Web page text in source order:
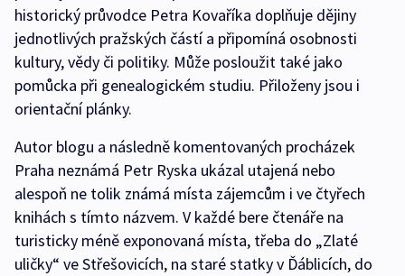
historický průvodce Petra Kovaříka doplňuje dějiny
jednotlivých pražských částí a připomíná osobnosti
kultury, vědy či politiky. Může posloužit také jako
pomůcka při genealogickém studiu. Přiloženy jsou i
orientační plánky.
Autor blogu a následně komentovaných procházek
Praha neznámá Petr Ryska ukázal utajená nebo
alespoň ne tolik známá místa zájemcům i ve čtyřech
knihách s tímto názvem. V každé bere čtenáře na
turisticky méně exponovaná místa, třeba do „Zlaté
uličky“ ve Střešovicích, na staré statky v Ďáblicích, do